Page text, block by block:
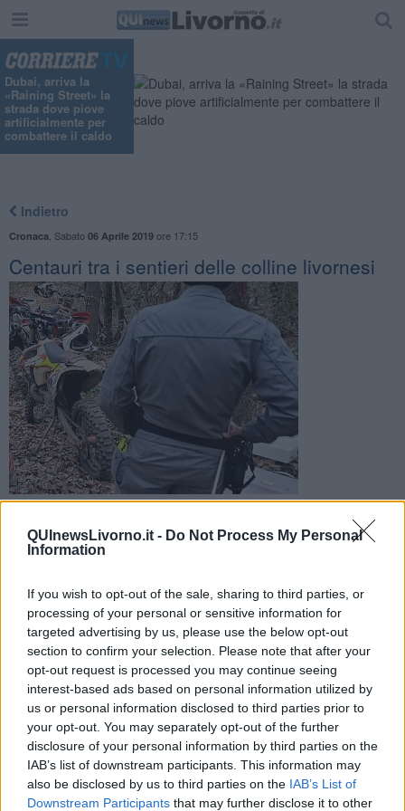
QUInewsLivorno.it - Do Not Process My Personal
Information
If you wish to opt-out of the sale, sharing to third parties, or
processing of your personal or sensitive information for
targeted advertising by us, please use the below opt-out
section to confirm your selection. Please note that after your
opt-out request is processed you may continue seeing
interest-based ads based on personal information utilized by
us or personal information disclosed to third parties prior to
your opt-out. You may separately opt-out of the further
disclosure of your personal information by third parties on the
IAB’s list of downstream participants. This information may
also be disclosed by us to third parties on the IAB’s List of
Downstream Participants that may further disclose it to other
Dubai, arriva la
«Raining Street» la
strada dove piove
artificialmente per
combattere il caldo
Indietro
Cronaca Sabato 06 Aprile 2019ore 17:15
Centauri tra i sentieri delle colline livornesi
non consentiti, sei motociclisti sono stati sanzionati
LIVORNO — Il Gruppo Carabinieri Forestale ha eseguito oggi un
controllo per contrastare il fenomeno della circolazione di mezzi
fuoristrada su tracciati non consentiti.
Utilizzando elementi raccolti nell’attività di perlustrazione e dando
seguito a numerose segnalazioni pervenute da cittadini, sono state
dislocate alcune pattuglie.